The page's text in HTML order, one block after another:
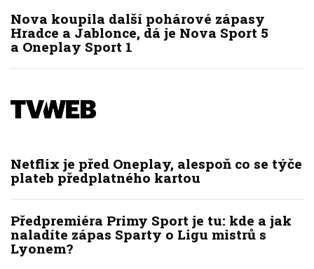
Nova koupila další pohárové zápasy
Hradce a Jablonce, dá je Nova Sport 5
a Oneplay Sport 1
Netflix je před Oneplay, alespoň co se týče
plateb předplatného kartou
Předpremiéra Primy Sport je tu: kde a jak
naladíte zápas Sparty o Ligu mistrů s
Lyonem?